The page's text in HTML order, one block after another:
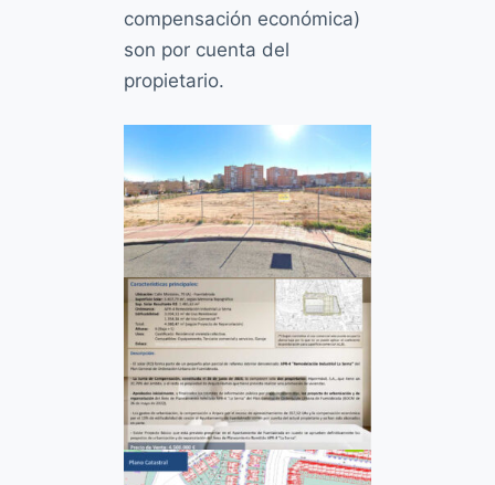
compensación económica)
son por cuenta del
propietario.